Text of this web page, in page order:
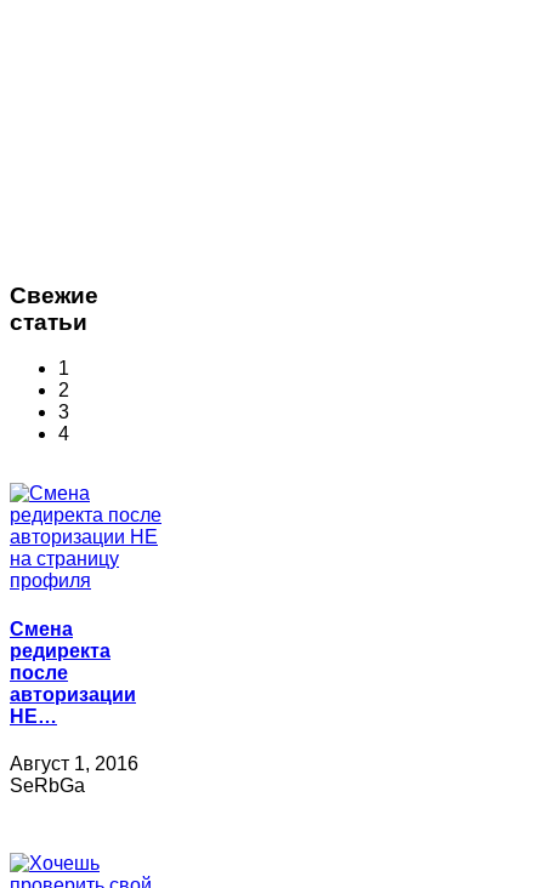
Свежие
статьи
1
2
3
4
Смена
редиректа
после
авторизации
НЕ…
Август 1, 2016
SeRbGa